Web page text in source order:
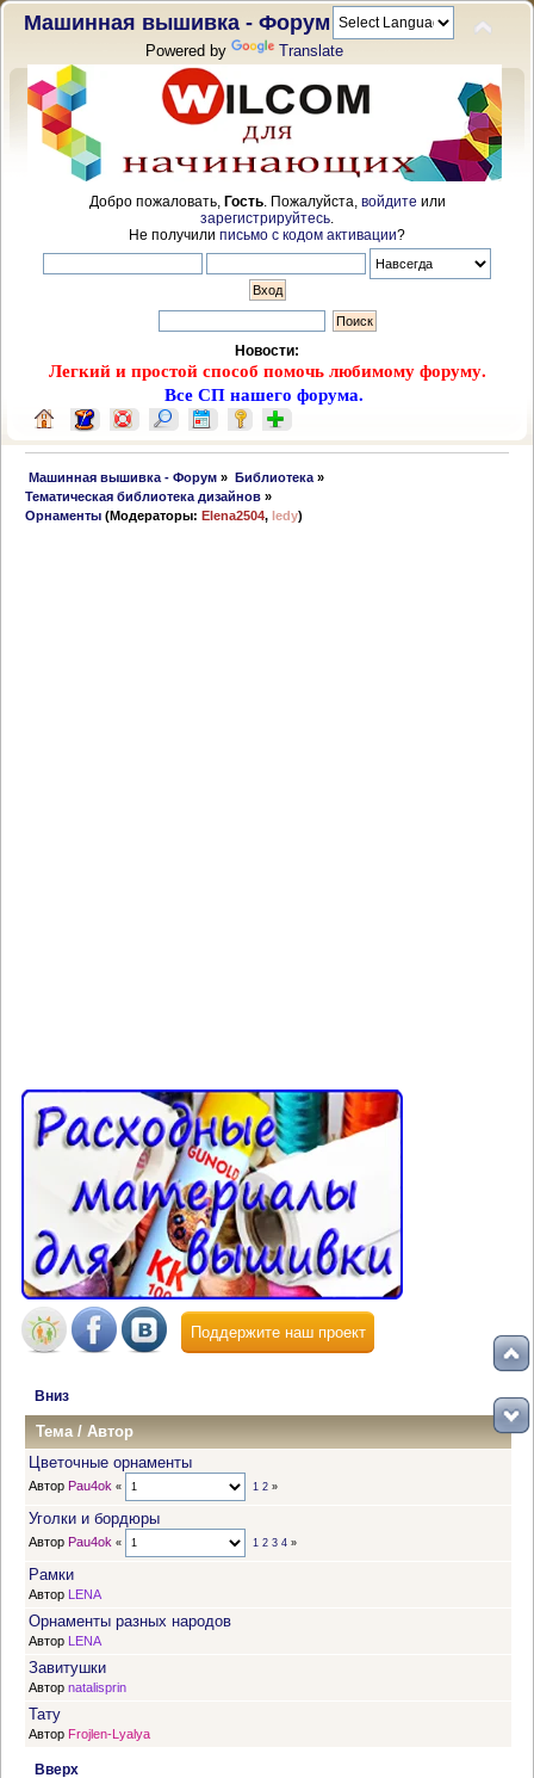
Машинная вышивка - Форум
Powered by Translate
Добро пожаловать, Гость. Пожалуйста, войдите или
зарегистрируйтесь
Не получили письмо с кодом активации?
Новости:
Легкий и простой способ помочь любимому форуму.
Все СП нашего форума.
Машинная вышивка - Форум » Библиотека»
Тематическая библиотека дизайнов »
Орнаменты (Модераторы:Elena2504,ledy)
Поддержите наш проект
Вниз
Тема/Автор
Цветочные орнаменты
Автор Pau4ok « 1 2»
Уголки и бордюры
Автор Pau4ok « 1 2 3 4»
Рамки
Автор LENA
Орнаменты разных народов
Автор LENA
Завитушки
Автор natalisprin
Тату
Автор Frojlen-Lyalya
Вверх